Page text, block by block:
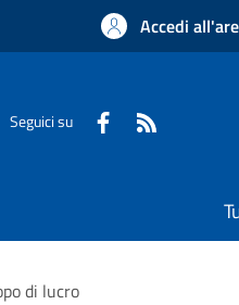
Accedi
Seguici su
di lucro